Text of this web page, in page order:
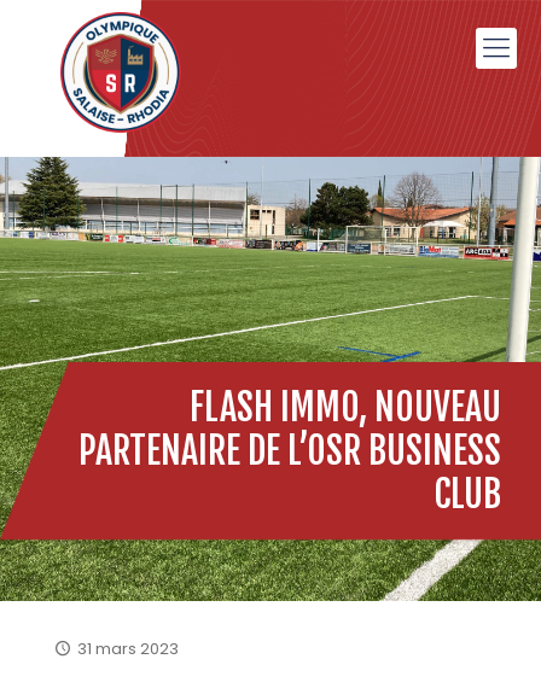
FLASH IMMO, NOUVEAU
PARTENAIRE DE L’OSR BUSINESS
CLUB
31 mars 2023